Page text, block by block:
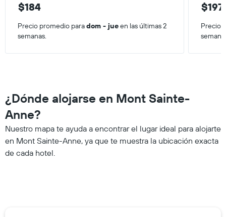
$184 $197
Precio promedio paradom - jueen las últimas 2
semanas.
Precio
¿Dónde alojarse en Mont Sainte-
Anne?
Nuestro mapa te ayuda a encontrar el lugar ideal para alojarte
en Mont Sainte-Anne, ya que te muestra la ubicación exacta
de cada hotel.